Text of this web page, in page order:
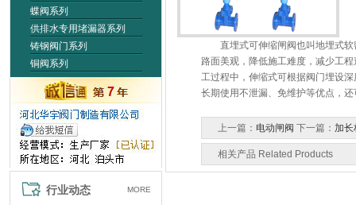
蝶阀系列
供排水专用堵漏器系列
铸钢阀门系列
铜阀系列
MORE
行业动态
直埋式可伸缩闸阀也叫地埋式软
路面美观，降低施工难度，减少工
工过程中，伸缩式可根据阀门埋设
长期使用不泄漏、免维护等优点，
上一篇： 电动闸阀 下一篇： 加长
相关产品 Related Products